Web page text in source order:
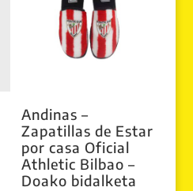
Andinas –
Zapatillas de Estar
por casa Oficial
Athletic Bilbao –
Doako bidalketa